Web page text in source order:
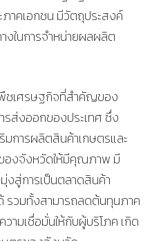
าคเอกชน มีวัตถุประสงค์
งในการจำหน่ายผลผลิต
พืชเศรษฐกิจที่สำคัญของ
ส่งออกของประเทศ ซึ่ง
มการผลิตสินค้าเกษตรและ
องจังหวัดให้มีคุณภาพ มี
งสู่การเป็นตลาดสินค้า
รวมทั้งสามารถลดต้นทุนภาค
ามเชื่อมั่นให้กับผู้บริโภค เกิด